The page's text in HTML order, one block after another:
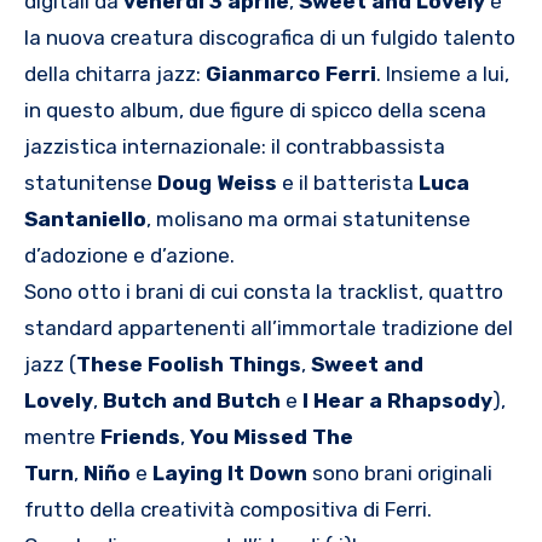
la nuova creatura discografica di un fulgido talento
della chitarra jazz: Gianmarco Ferri. Insieme a lui,
in questo album, due figure di spicco della scena
jazzistica internazionale: il contrabbassista
statunitense Doug Weiss e il batterista Luca
Santaniello, molisano ma ormai statunitense
d’adozione e d’azione.
Sono otto i brani di cui consta la tracklist, quattro
standard appartenenti all’immortale tradizione del
jazz (These Foolish Things, Sweet and
Lovely, Butch and Butch e I Hear a Rhapsody),
mentre Friends, You Missed The
Turn, Niño e Laying It Down sono brani originali
frutto della creatività compositiva di Ferri.